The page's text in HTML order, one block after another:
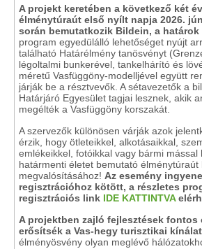
A projekt keretében a következő két
élménytúraút első nyílt napja 2026.
során bemutatkozik Bildein, a
program egyedülálló lehetőséget nyújt
található Határélmény tanösvényt
légoltalmi bunkerével, tankelhárító és
méretű Vasfüggöny-modelljével együtt
járják be a résztvevők. A sétavezetők a
Határjáró Egyesület tagjai lesznek, akik
megélték a Vasfüggöny korszakát.
A szervezők különösen várják azok
érzik, hogy ötleteikkel, alkotásaikkal,
emlékeikkel, fotóikkal vagy bármi mással
határmenti életet bemutató élménytúraút
megvalósításához! Az esemény
regisztrációhoz kötött, a részletes
regisztrációs link IDE KATTINTVA
A projektben zajló fejlesztések fontos
erősítsék a Vas-hegy turisztikai
élményösvény olyan meglévő